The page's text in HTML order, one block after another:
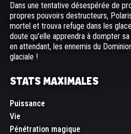
Dans une tentative désespérée de
propres pouvoirs destructeurs,
mortel et trouva refuge dans les
doute qu'elle apprendra à dompter
en attendant, les ennemis du
glaciale !
STATS MAXIMALES
Puissance
Vie
Pénétration magique